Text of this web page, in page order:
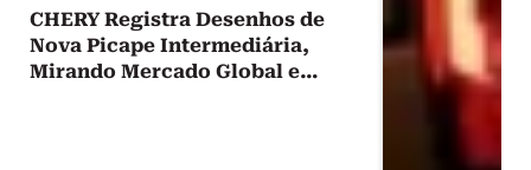
CHERY Registra Desenhos de
Nova Picape Intermediária,
Mirando Mercado Global e